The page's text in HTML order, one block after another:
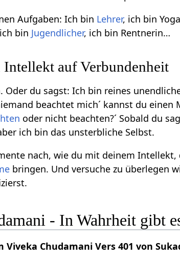
Aufgaben: Ich bin Lehrer, ich bin
bin Jugendlicher, ich bin Rentnerin…
Intellekt auf Verbundenheit
du sagst: Ich bin reines
beachtet mich´ kannst du
oder nicht beachten?´ Sobald du
ich bin das unsterbliche Selbst.
nach, wie du mit deinem Intellekt,
bringen. Und versuche zu überlegen
- In Wahrheit gibt
Chudamani Vers 401 von